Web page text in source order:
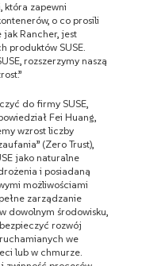
która zapewni
o co prosili
jak Rancher, jest
produktów SUSE.
rozszerzymy naszą
do firmy SUSE,
Fei Huang,
wzrost liczby
(Zero Trust),
jako naturalne
i posiadaną
możliwościami
zarządzanie
dowolnym środowisku,
rozwój
we
lub w chmurze.